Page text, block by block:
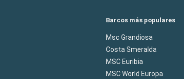
Barcos más populares
Msc Grandiosa
Costa Smeralda
MSC Euribia
MSC World Europa